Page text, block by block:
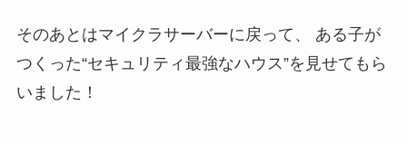
そのあとはマイクラサーバーに戻って、 ある子が
つくった“セキュリティ最強なハウス”を見せてもら
いました！